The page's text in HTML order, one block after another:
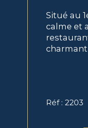
Situé au
calme et
charmant
Réf : 2203